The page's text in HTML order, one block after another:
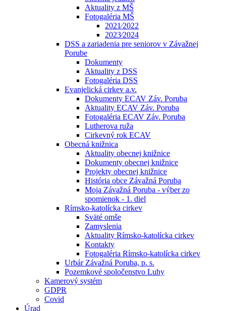
Aktuality z MŠ
Fotogaléria MŠ
2021⁄2022
2023⁄2024
DSS a zariadenia pre seniorov v Závažnej
Porube
Dokumenty
Aktuality z DSS
Fotogaléria DSS
Evanjelická cirkev a.v.
Dokumenty ECAV Záv. Poruba
Aktuality ECAV Záv. Poruba
Fotogaléria ECAV Záv. Poruba
Lutherova ruža
Cirkevný rok ECAV
Obecná knižnica
Aktuality obecnej knižnice
Dokumenty obecnej knižnice
Projekty obecnej knižnice
História obce Závažná Poruba
Moja Závažná Poruba - výber zo
spomienok - 1. diel
Rímsko-katolícka cirkev
Sväté omše
Zamyslenia
Aktuality Rímsko-katolícka cirkev
Kontakty
Fotogaléria Rímsko-katolícka cirkev
Urbár Závažná Poruba, p. s.
Pozemkové spoločenstvo Luhy
Kamerový systém
GDPR
Covid
Úrad